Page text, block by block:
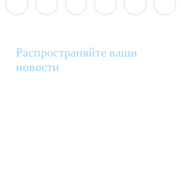
Распространяйте ваши
новости